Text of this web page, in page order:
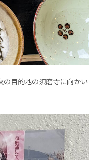
の目的地の須磨寺に向かい